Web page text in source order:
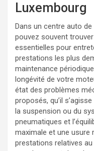
Luxembourg
Dans un centre auto
pouvez souvent
essentielles pour
prestations les plus
maintenance
longévité de votre
état des problèmes
proposés, qu’il
la suspension ou du
pneumatiques et
maximale et une usure
prestations relatives